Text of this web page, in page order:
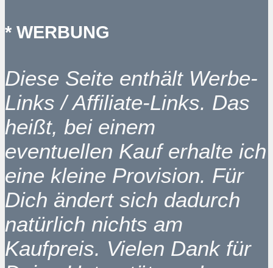
* WERBUNG
Diese Seite enthält Werbe-
Links / Affiliate-Links. Das
heißt, bei einem
eventuellen Kauf erhalte ich
eine kleine Provision. Für
Dich ändert sich dadurch
natürlich nichts am
Kaufpreis. Vielen Dank für